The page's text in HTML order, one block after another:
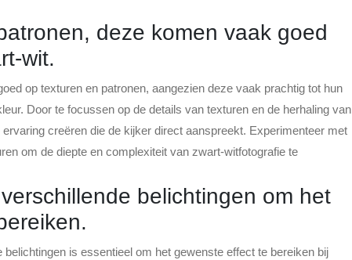
deze komen vaak goed
wit.
op texturen en patronen, aangezien deze vaak prachtig tot hun
Door te focussen op de details van texturen en de herhaling van
creëren die de kijker direct aanspreekt. Experimenteer met
om de diepte en complexiteit van zwart-witfotografie te
belichtingen om het
is essentieel om het gewenste effect te bereiken bij